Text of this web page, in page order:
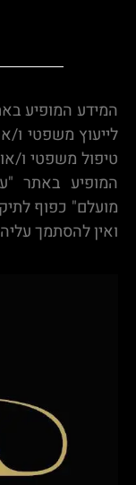
המידע המופיע
לייעוץ משפטי ו/
טיפול משפטי ו/
המופיע באתר
מועלם" כפוף
ואין להסתמך